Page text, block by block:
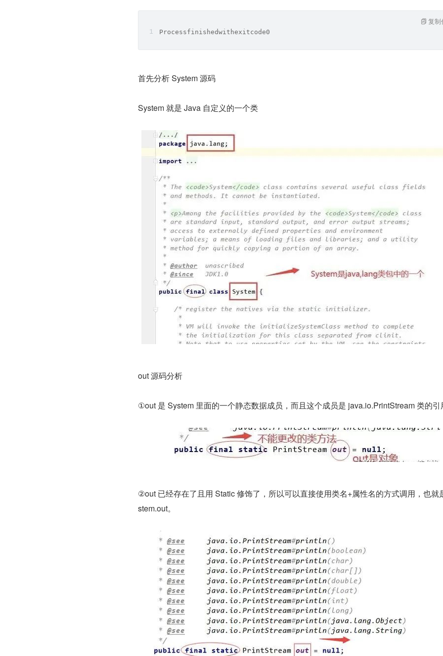
Processfinishedwithexitcode0
复制
首先分析 System 源码
System 就是 Java 自定义的一个类
out 源码分析
①out 是 System 里面的一个静态数据成员，而且这个成员是 java.io.PrintStream 类的引
②out 已经存在了且用 Static 修饰了，所以可以直接使用类名+属性名的方式调用，也就
stem.out。